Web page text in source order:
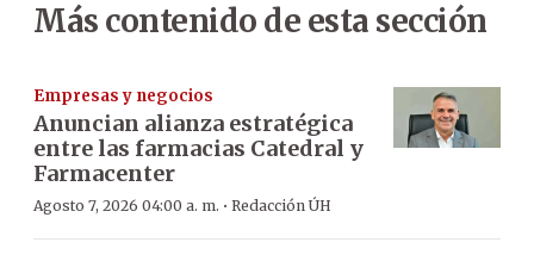
Más contenido de esta sección
Empresas y negocios
Anuncian alianza estratégica
entre las farmacias Catedral y
Farmacenter
Agosto 7, 2026 04:00 a. m. · Redacción ÚH